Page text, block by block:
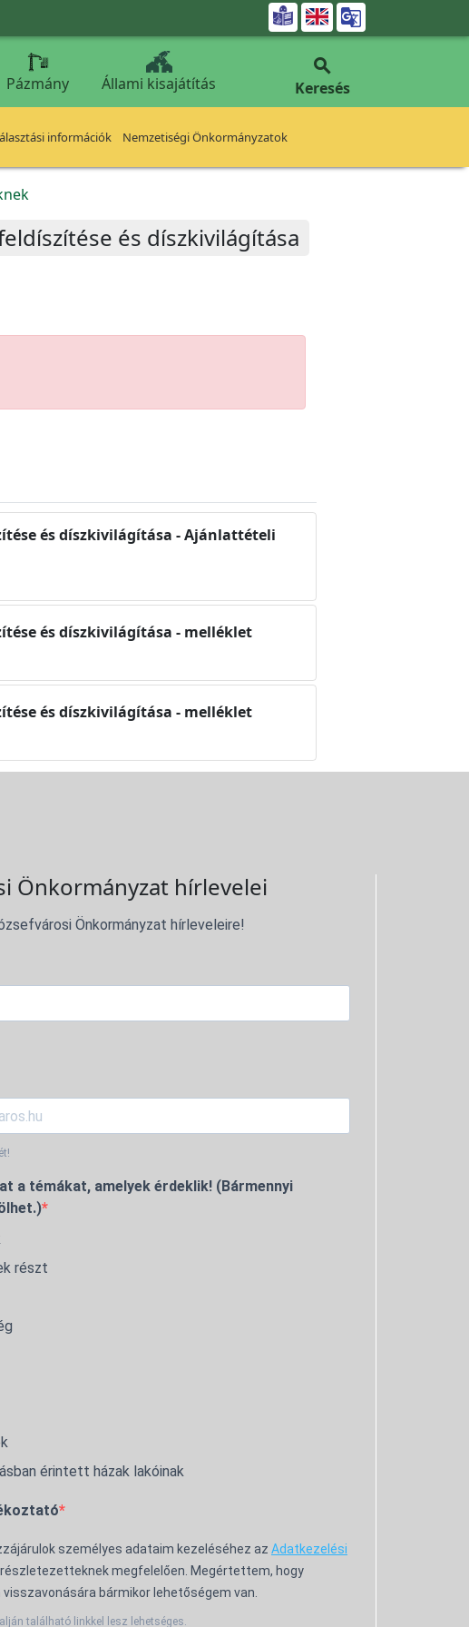

Pázmány Állami kisajátítás

Keresés
információk Nemzetiségi Önkormányzatok
és díszkivilágítása
és díszkivilágítása - Ajánlattételi
és díszkivilágítása - melléklet
és díszkivilágítása - melléklet
Önkormányzat hírlevelei
Önkormányzat hírleveleire!
a témákat, amelyek érdeklik! (Bármennyi
részt
érintett házak lakóinak
személyes adataim kezeléséhez az Adatkezelési
részletezetteknek megfelelően. Megértettem, hogy
bármikor lehetőségem van.
található linkkel lesz lehetséges.